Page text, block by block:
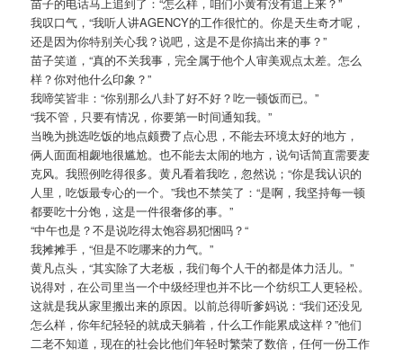
苗子的电话马上追到了：“怎么样，咱们小黄有没有追上来？”
我叹口气，“我听人讲AGENCY的工作很忙的。你是天生奇才呢，
还是因为你特别关心我？说吧，这是不是你搞出来的事？”
苗子笑道，“真的不关我事，完全属于他个人审美观点太差。怎么
样？你对他什么印象？”
我啼笑皆非：“你别那么八卦了好不好？吃一顿饭而已。”
“我不管，只要有情况，你要第一时间通知我。”
当晚为挑选吃饭的地点颇费了点心思，不能去环境太好的地方，
俩人面面相觑地很尴尬。也不能去太闹的地方，说句话简直需要麦
克风。我照例吃得很多。黄凡看着我吃，忽然说；“你是我认识的
人里，吃饭最专心的一个。”我也不禁笑了：“是啊，我坚持每一顿
都要吃十分饱，这是一件很奢侈的事。”
“中午也是？不是说吃得太饱容易犯悃吗？“
我摊摊手，“但是不吃哪来的力气。”
黄凡点头，“其实除了大老板，我们每个人干的都是体力活儿。”
说得对，在公司里当一个中级经理也并不比一个纺织工人更轻松。
这就是我从家里搬出来的原因。以前总得听爹妈说：“我们还没见
怎么样，你年纪轻轻的就成天躺着，什么工作能累成这样？”他们
二老不知道，现在的社会比他们年轻时繁荣了数倍，任何一份工作